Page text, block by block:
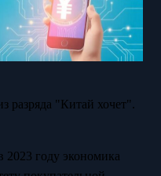
разряда "Китай хочет".
году экономика